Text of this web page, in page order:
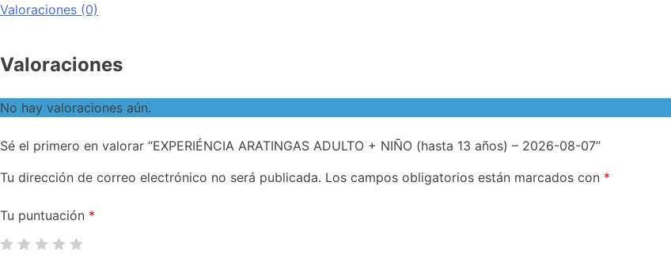
Valoraciones (0)
Valoraciones
No hay valoraciones aún.
Sé el primero en valorar “EXPERIÉNCIA ARATINGAS ADULTO + NIÑO (hasta 13 años) – 2026-08-07”
Tu dirección de correo electrónico no será publicada. Los campos obligatorios están marcados con *
Tu puntuación *